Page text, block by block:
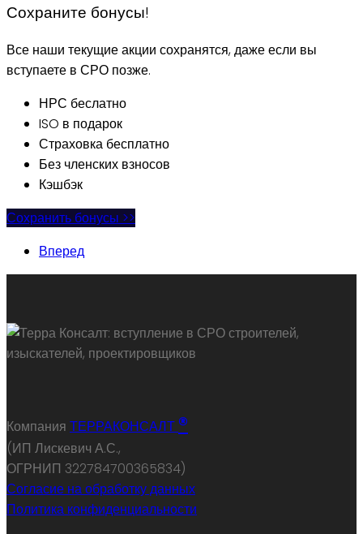
Сохраните бонусы!
Все наши текущие акции сохранятся, даже если вы
вступаете в СРО позже.
НРС беслатно
ISO в подарок
Страховка бесплатно
Без членских взносов
Кэшбэк
Сохранить бонусы >>
Вперед
Компания ТЕРРАКОНСАЛТ®
(ИП Лискевич А.С.,
ОГРНИП 322784700365834)
Согласие на обработку данных
Политика конфиденциальности